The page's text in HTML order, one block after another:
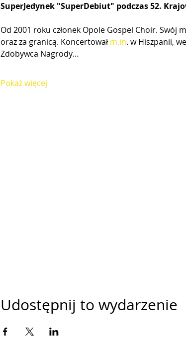
SuperJedynek "SuperDebiut" podczas 52.
Od 2001 roku członek Opole Gospel Choir. Swój
oraz za granicą. Koncertował m.in. w Hiszpanii,
Zdobywca Nagrody…
Pokaż więcej
Udostępnij to wydarzenie